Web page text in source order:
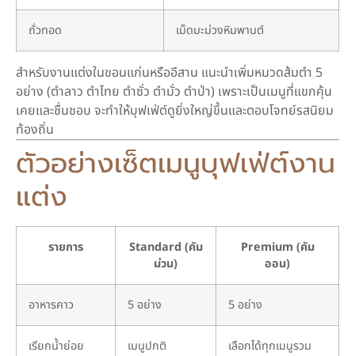
ถั่วทอด เม็ดมะม่วงหิมพานต์
สำหรับงานแต่งในขอนแก่นหรืออีสาน แนะนำเพิ่มหมวดส้มตำ 5
อย่าง (ตำลาว ตำไทย ตำซั่ว ตำมั่ว ตำป่า) เพราะเป็นเมนูที่แขกคุ้น
เคยและชื่นชอบ จะทำให้บุฟเฟ่ต์ดูยิ่งใหญ่ขึ้นและตอบโจทย์รสนิยม
ท้องถิ่น
ตัวอย่างเซ็ตเมนูบุฟเฟ่ต์งาน
แต่ง
รายการ
Standard (คัม
ม่วน)
Premium (คัม
ออน)
อาหารคาว 5 อย่าง 5 อย่าง
เรียกน้ำย่อย เมนูปกติ
เลือกได้ทุกเมนูรวม